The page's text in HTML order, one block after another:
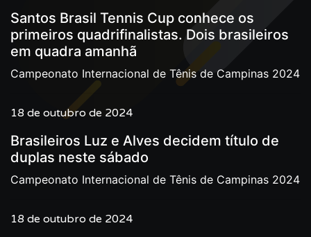
Santos Brasil Tennis Cup conhece os
primeiros quadrifinalistas. Dois brasileiros
em quadra amanhã
Campeonato Internacional de Tênis de Campinas 2024
18 de outubro de 2024
Brasileiros Luz e Alves decidem título de
duplas neste sábado
Campeonato Internacional de Tênis de Campinas 2024
18 de outubro de 2024